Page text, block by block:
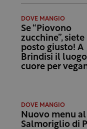
DOVE MANGIO
Se “Piovono
zucchine”, siete
posto giusto! A
Brindisi il
cuore per
DOVE MANGIO
Nuovo menu al
Salmoriglio di